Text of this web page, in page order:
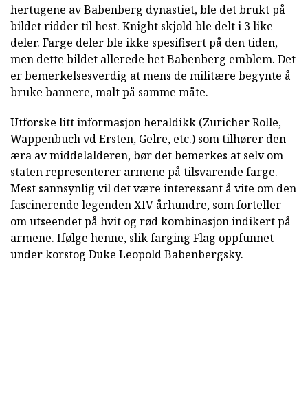
hertugene av Babenberg dynastiet, ble det brukt på
bildet ridder til hest. Knight skjold ble delt i 3 like
deler. Farge deler ble ikke spesifisert på den tiden,
men dette bildet allerede het Babenberg emblem. Det
er bemerkelsesverdig at mens de militære begynte å
bruke bannere, malt på samme måte.
Utforske litt informasjon heraldikk (Zuricher Rolle,
Wappenbuch vd Ersten, Gelre, etc.) som tilhører den
æra av middelalderen, bør det bemerkes at selv om
staten representerer armene på tilsvarende farge.
Mest sannsynlig vil det være interessant å vite om den
fascinerende legenden XIV århundre, som forteller
om utseendet på hvit og rød kombinasjon indikert på
armene. Ifølge henne, slik farging Flag oppfunnet
under korstog Duke Leopold Babenbergsky.